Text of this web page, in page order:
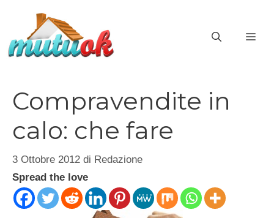
contenuto
Compravendite in
calo: che fare
3 Ottobre 2012 di Redazione
Spread the love